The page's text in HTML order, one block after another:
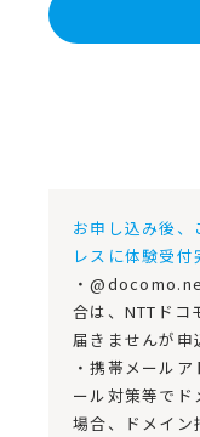
お申し込み後、
レスに体験受付
・
合は、NTTドコ
届きませんが申
・携帯メール
ール対策等でド
場合、ドメイ